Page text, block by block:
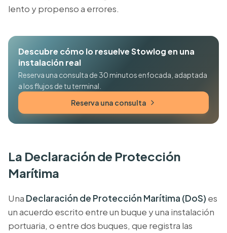
lento y propenso a errores.
Descubre cómo lo resuelve Stowlog en una
instalación real
Reserva una consulta de 30 minutos enfocada, adaptada
a los flujos de tu terminal.
Reserva una consulta
La Declaración de Protección
Marítima
Una Declaración de Protección Marítima (DoS) es
un acuerdo escrito entre un buque y una instalación
portuaria, o entre dos buques, que registra las